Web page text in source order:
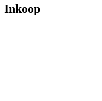
Inkoop